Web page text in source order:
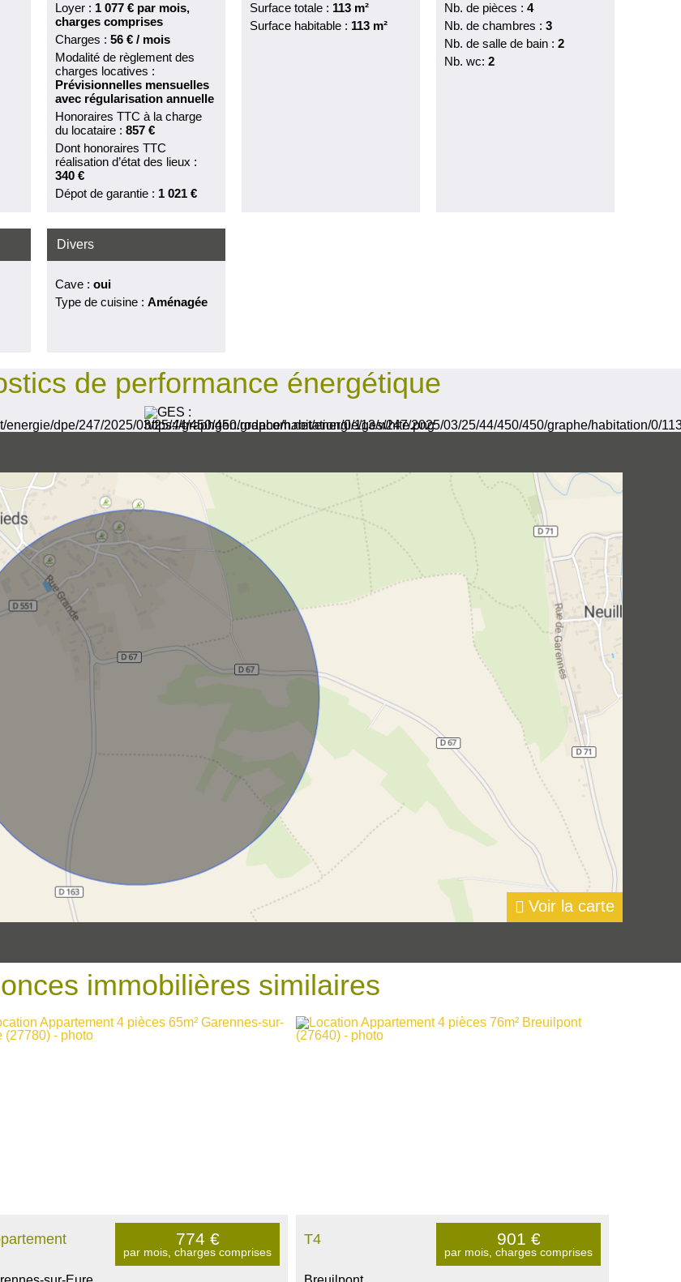
Loyer : 1 077 € par mois,
charges comprises
Charges : 56 € / mois
Modalité de règlement des
charges locatives :
Prévisionnelles mensuelles
avec régularisation annuelle
Honoraires TTC à la charge
du locataire : 857 €
Dont honoraires TTC
réalisation d’état des lieux :
340 €
Dépot de garantie : 1 021 €
Surface totale : 113 m²
Surface habitable : 113 m²
Nb. de pièces : 4
Nb. de chambres : 3
Nb. de salle de bain : 2
Nb. wc: 2
Divers
Cave : oui
Type de cuisine : Aménagée
de performance énergétique
Voir la carte
immobilières similaires
774 €
par mois, charges comprises
T4 901 €
par mois, charges comprises